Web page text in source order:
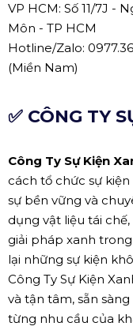
VP HCM: Số 11/7J -
Môn - TP HCM
Hotline/Zalo:
(Miền Nam)
✅ CÔNG TY
Công Ty Sự Kiện
cách tổ chức sự
sự bền vững và
dụng vật liệu tái
giải pháp xanh
lại những sự kiện
Công Ty Sự Kiện
và tận tâm, sẵn
từng nhu cầu của